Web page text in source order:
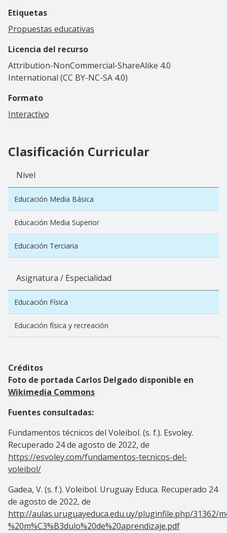
Etiquetas
Propuestas educativas
Licencia del recurso
Attribution-NonCommercial-ShareAlike 4.0
International (CC BY-NC-SA 4.0)
Formato
Interactivo
Clasificación Curricular
Nivel
Educación Media Básica
Educación Media Superior
Educación Terciaria
Asignatura / Especialidad
Educación Física
Educación física y recreación
Créditos
Foto de portada Carlos Delgado disponible en
Wikimedia Commons
Fuentes consultadas:
Fundamentos técnicos del Voleibol. (s. f.). Esvoley.
Recuperado 24 de agosto de 2022, de
https://esvoley.com/fundamentos-tecnicos-del-
voleibol/
Gadea, V. (s. f.). Voleibol. Uruguay Educa. Recuperado 24
de agosto de 2022, de
http://aulas.uruguayeduca.edu.uy/pluginfile.php/31362/
%20m%C3%B3dulo%20de%20aprendizaje.pdf